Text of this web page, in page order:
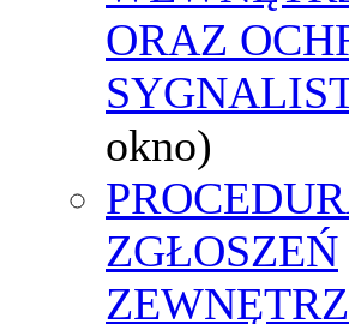
ORAZ
okno)
ZGŁOSZEŃ